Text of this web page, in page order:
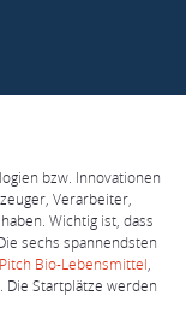
bzw. Innovationen
Verarbeiter,
Wichtig ist, dass
sechs spannendsten
Bio-Lebensmittel
Die Startplätze werden